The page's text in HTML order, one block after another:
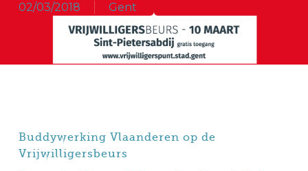
02/03/2018 Gent
Buddywerking Vlaanderen op de
Vrijwilligersbeurs